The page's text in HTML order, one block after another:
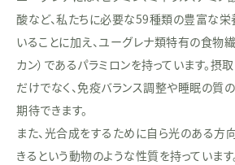
酸など、私たちに必要な59種類の豊富な
いることに加え、ユーグレナ類特有の食物
カン）であるパラミロンを持っています。摂
だけでなく、免疫バランス調整や睡眠の質
期待できます。
また、光合成をするために自ら光のある方
きるという動物のような性質を持っています